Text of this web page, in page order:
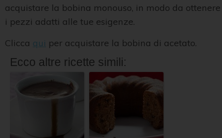
acquistare la bobina monouso, in modo da ottenere
i pezzi adatti alle tue esigenze.
Clicca qui per acquistare la bobina di acetato.
Ecco altre ricette simili: